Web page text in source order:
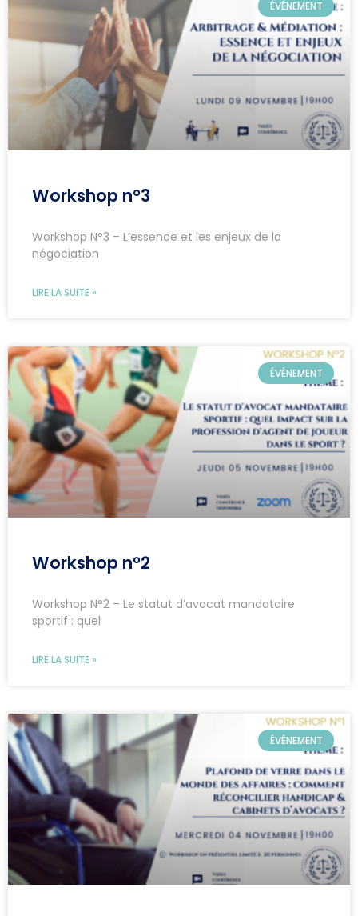
ÉVÉNEMENT
Workshop n°3
Workshop N°3 – L’essence et les enjeux de la
négociation
LIRE LA SUITE »
ÉVÉNEMENT
Workshop n°2
Workshop N°2 – Le statut d’avocat mandataire
sportif : quel
LIRE LA SUITE »
ÉVÉNEMENT